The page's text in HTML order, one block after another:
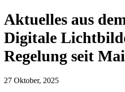
Aktuelles aus
Digitale
Regelung seit
27 Oktober, 2025